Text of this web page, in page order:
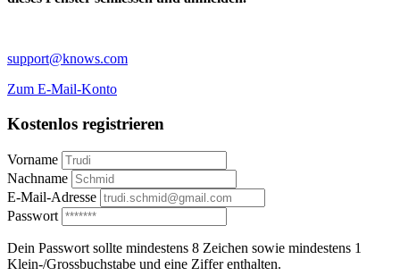
support@knows.com
Zum E-Mail-Konto
Kostenlos registrieren
Vorname
Nachname
E-Mail-Adresse
Passwort
Dein Passwort sollte mindestens 8 Zeichen sowie mindestens 1
Klein-/Grossbuchstabe und eine Ziffer enthalten.